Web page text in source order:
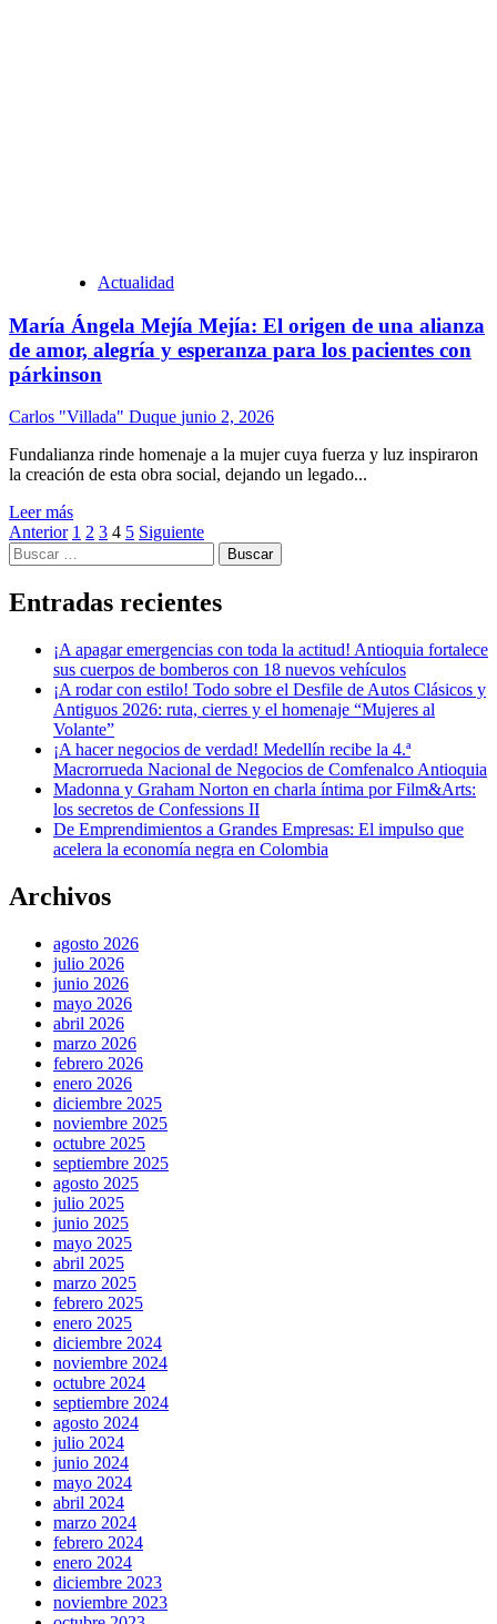
Actualidad
María Ángela Mejía Mejía: El origen de una alianza
de amor, alegría y esperanza para los pacientes con
párkinson
Carlos "Villada" Duque junio 2, 2026
Fundalianza rinde homenaje a la mujer cuya fuerza y luz inspiraron
la creación de esta obra social, dejando un legado...
Leer más
Paginación
de
entradas
Anterior 1 2 3 4 5 Siguiente
Buscar:
Entradas recientes
¡A apagar emergencias con toda la actitud! Antioquia fortalece
sus cuerpos de bomberos con 18 nuevos vehículos
¡A rodar con estilo! Todo sobre el Desfile de Autos Clásicos y
Antiguos 2026: ruta, cierres y el homenaje “Mujeres al
Volante”
¡A hacer negocios de verdad! Medellín recibe la 4.ª
Macrorrueda Nacional de Negocios de Comfenalco Antioquia
Madonna y Graham Norton en charla íntima por Film&Arts:
los secretos de Confessions II
De Emprendimientos a Grandes Empresas: El impulso que
acelera la economía negra en Colombia
Archivos
agosto 2026
julio 2026
junio 2026
mayo 2026
abril 2026
marzo 2026
febrero 2026
enero 2026
diciembre 2025
noviembre 2025
octubre 2025
septiembre 2025
agosto 2025
julio 2025
junio 2025
mayo 2025
abril 2025
marzo 2025
febrero 2025
enero 2025
diciembre 2024
noviembre 2024
octubre 2024
septiembre 2024
agosto 2024
julio 2024
junio 2024
mayo 2024
abril 2024
marzo 2024
febrero 2024
enero 2024
diciembre 2023
noviembre 2023